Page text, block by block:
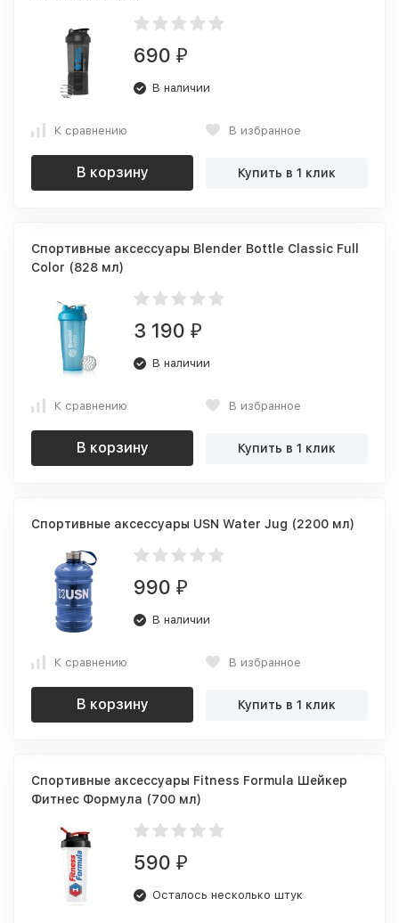
690 ₽
В наличии
К сравнению В избранное
В корзину Купить в 1 клик
Спортивные аксессуары Blender Bottle Classic Full
Color (828 мл)
3 190 ₽
В наличии
К сравнению В избранное
В корзину Купить в 1 клик
Спортивные аксессуары USN Water Jug (2200 мл)
990 ₽
В наличии
К сравнению В избранное
В корзину Купить в 1 клик
Спортивные аксессуары Fitness Formula Шейкер
Фитнес Формула (700 мл)
590 ₽
Осталось несколько штук